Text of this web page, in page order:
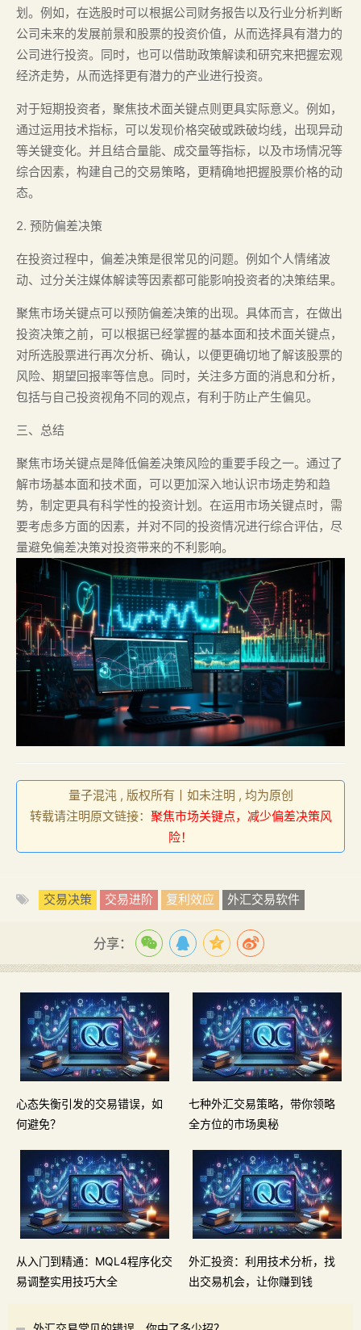
划。例如，在选股时可以根据公司财务报告以及行业分析判断
公司未来的发展前景和股票的投资价值，从而选择具有潜力的
公司进行投资。同时，也可以借助政策解读和研究来把握宏观
经济走势，从而选择更有潜力的产业进行投资。
对于短期投资者，聚焦技术面关键点则更具实际意义。例如，
通过运用技术指标，可以发现价格突破或跌破均线，出现异动
等关键变化。并且结合量能、成交量等指标，以及市场情况等
综合因素，构建自己的交易策略，更精确地把握股票价格的动
态。
2. 预防偏差决策
在投资过程中，偏差决策是很常见的问题。例如个人情绪波
动、过分关注媒体解读等因素都可能影响投资者的决策结果。
聚焦市场关键点可以预防偏差决策的出现。具体而言，在做出
投资决策之前，可以根据已经掌握的基本面和技术面关键点，
对所选股票进行再次分析、确认，以便更确切地了解该股票的
风险、期望回报率等信息。同时，关注多方面的消息和分析，
包括与自己投资视角不同的观点，有利于防止产生偏见。
三、总结
聚焦市场关键点是降低偏差决策风险的重要手段之一。通过了
解市场基本面和技术面，可以更加深入地认识市场走势和趋
势，制定更具有科学性的投资计划。在运用市场关键点时，需
要考虑多方面的因素，并对不同的投资情况进行综合评估，尽
量避免偏差决策对投资带来的不利影响。
量子混沌 , 版权所有丨如未注明 , 均为原创
转载请注明原文链接： 聚焦市场关键点，减少偏差决策风
险！
交易决策 交易进阶 复利效应 外汇交易软件
分享：
心态失衡引发的交易错误，如
何避免？
七种外汇交易策略，带你领略
全方位的市场奥秘
从入门到精通：MQL4程序化交
易调整实用技巧大全
外汇投资：利用技术分析，找
出交易机会，让你赚到钱